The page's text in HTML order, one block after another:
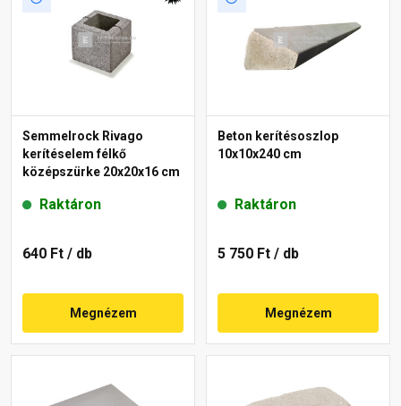
Semmelrock Rivago
kerítéselem félkő
középszürke 20x20x16 cm
Raktáron
640 Ft / db
Megnézem
Beton kerítésoszlop
10x10x240 cm
Raktáron
5 750 Ft / db
Megnézem